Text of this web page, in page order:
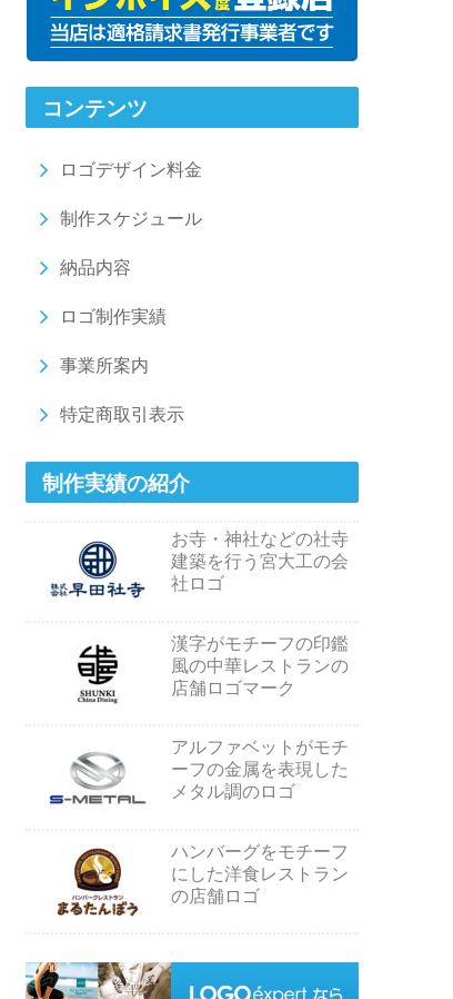
コンテンツ
ロゴデザイン料金
制作スケジュール
納品内容
ロゴ制作実績
事業所案内
特定商取引表示
制作実績の紹介
お寺・神社などの社寺
建築を行う宮大工の会
社ロゴ
漢字がモチーフの印鑑
風の中華レストランの
店舗ロゴマーク
アルファベットがモチ
ーフの金属を表現した
メタル調のロゴ
ハンバーグをモチーフ
にした洋食レストラン
の店舗ロゴ